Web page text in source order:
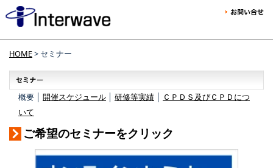
HOME> セミナー
概要 │ 開催スケジュール 研修等実績
ＣＰＤＳ及びＣＰＤにつ
いて
ご希望のセミナーをクリック